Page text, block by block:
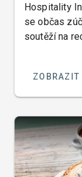
Hospitality
se občas
soutěží na
ZOBRAZIT